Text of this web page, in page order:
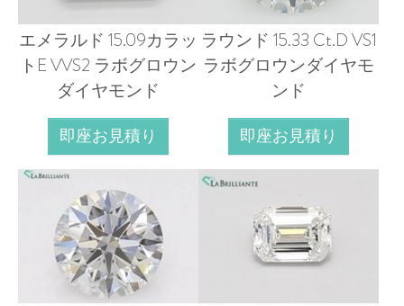
エメラルド 15.09カラッ
トE VVS2 ラボグロウン
ダイヤモンド
即座お見積り
ラウンド 15.33 Ct.D VS1
ラボグロウンダイヤモ
ンド
即座お見積り